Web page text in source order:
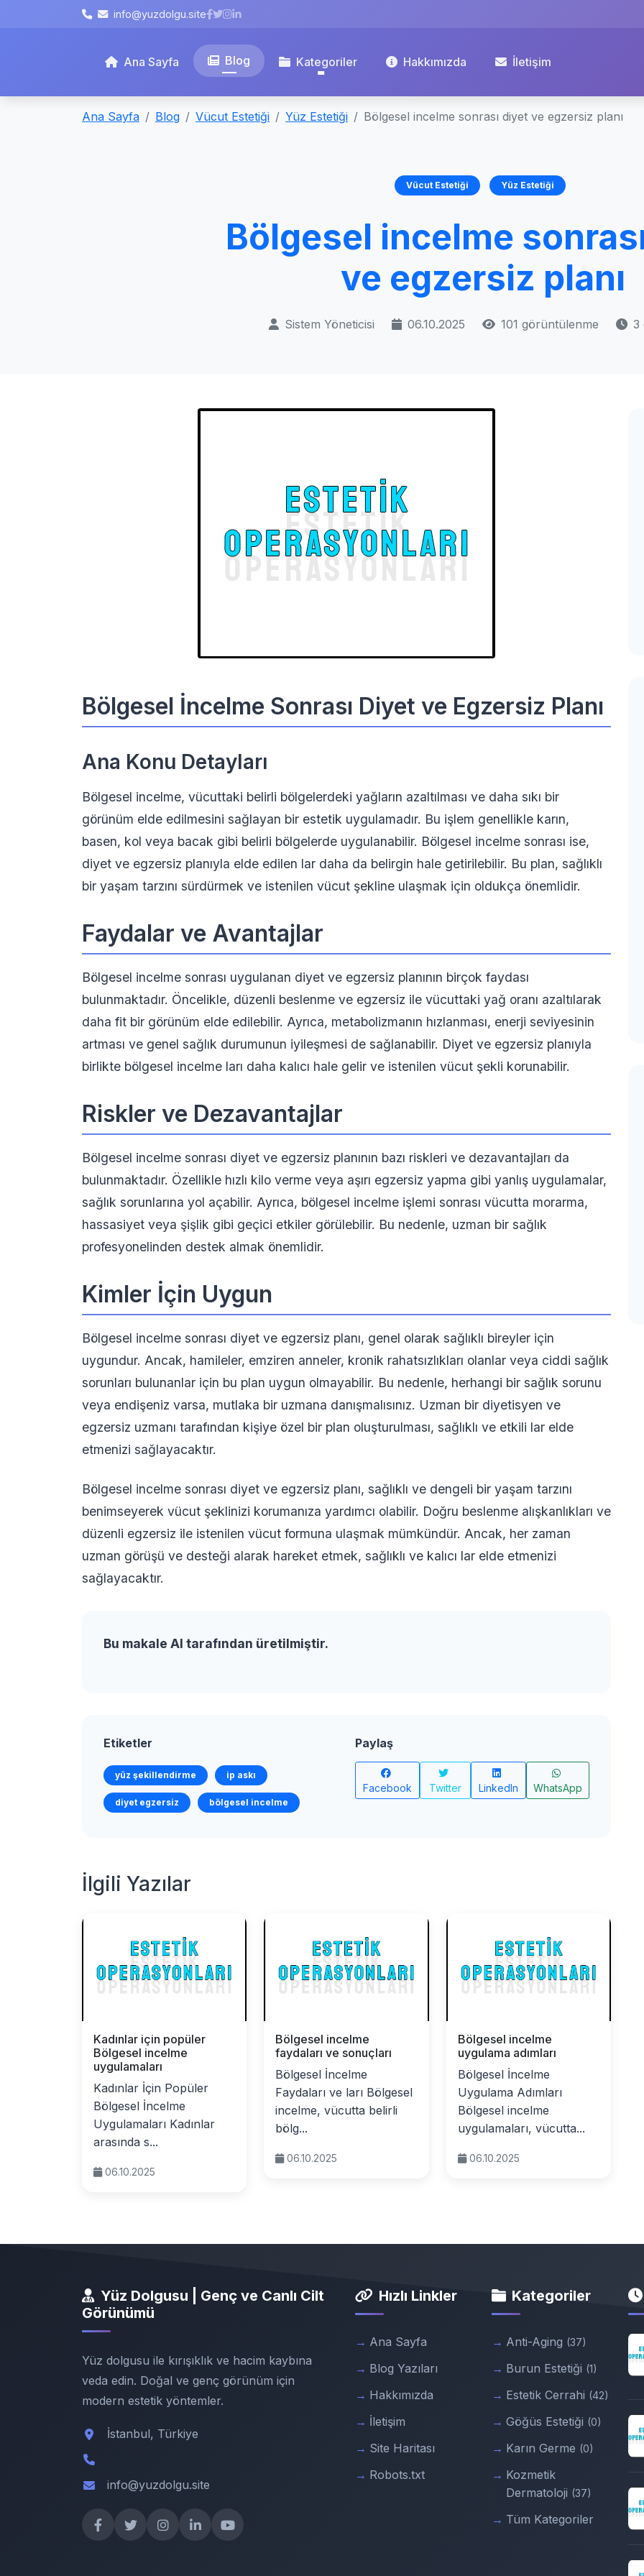
info@yuzdolgu.site
Ana Sayfa Blog Kategoriler Hakkımızda İletişim
Ana Sayfa Blog Vücut Estetiği Yüz Estetiği Bölgesel incelme sonrası diyet ve egzersiz planı
Vücut Estetiği Yüz Estetiği
Bölgesel incelme
ve egzersiz planı
Sistem Yöneticisi 06.10.2025 101 görüntülenme 3
Bölgesel İncelme Sonrası Diyet ve Egzersiz Planı
Ana Konu Detayları
Bölgesel incelme, vücuttaki belirli bölgelerdeki yağların azaltılması ve daha sıkı bir
görünüm elde edilmesini sağlayan bir estetik uygulamadır. Bu işlem genellikle karın,
basen, kol veya bacak gibi belirli bölgelerde uygulanabilir. Bölgesel incelme sonrası ise,
diyet ve egzersiz planıyla elde edilen lar daha da belirgin hale getirilebilir. Bu plan, sağlıklı
bir yaşam tarzını sürdürmek ve istenilen vücut şekline ulaşmak için oldukça önemlidir.
Faydalar ve Avantajlar
Bölgesel incelme sonrası uygulanan diyet ve egzersiz planının birçok faydası
bulunmaktadır. Öncelikle, düzenli beslenme ve egzersiz ile vücuttaki yağ oranı azaltılarak
daha fit bir görünüm elde edilebilir. Ayrıca, metabolizmanın hızlanması, enerji seviyesinin
artması ve genel sağlık durumunun iyileşmesi de sağlanabilir. Diyet ve egzersiz planıyla
birlikte bölgesel incelme ları daha kalıcı hale gelir ve istenilen vücut şekli korunabilir.
Riskler ve Dezavantajlar
Bölgesel incelme sonrası diyet ve egzersiz planının bazı riskleri ve dezavantajları da
bulunmaktadır. Özellikle hızlı kilo verme veya aşırı egzersiz yapma gibi yanlış uygulamalar,
sağlık sorunlarına yol açabilir. Ayrıca, bölgesel incelme işlemi sonrası vücutta morarma,
hassasiyet veya şişlik gibi geçici etkiler görülebilir. Bu nedenle, uzman bir sağlık
profesyonelinden destek almak önemlidir.
Kimler İçin Uygun
Bölgesel incelme sonrası diyet ve egzersiz planı, genel olarak sağlıklı bireyler için
uygundur. Ancak, hamileler, emziren anneler, kronik rahatsızlıkları olanlar veya ciddi sağlık
sorunları bulunanlar için bu plan uygun olmayabilir. Bu nedenle, herhangi bir sağlık sorunu
veya endişeniz varsa, mutlaka bir uzmana danışmalısınız. Uzman bir diyetisyen ve
egzersiz uzmanı tarafından kişiye özel bir plan oluşturulması, sağlıklı ve etkili lar elde
etmenizi sağlayacaktır.
Bölgesel incelme sonrası diyet ve egzersiz planı, sağlıklı ve dengeli bir yaşam tarzını
benimseyerek vücut şeklinizi korumanıza yardımcı olabilir. Doğru beslenme alışkanlıkları ve
düzenli egzersiz ile istenilen vücut formuna ulaşmak mümkündür. Ancak, her zaman
uzman görüşü ve desteği alarak hareket etmek, sağlıklı ve kalıcı lar elde etmenizi
sağlayacaktır.
Bu makale AI tarafından üretilmiştir.
Etiketler
yüz şekillendirme ip askı
diyet egzersiz bölgesel incelme
Paylaş
Facebook Twitter LinkedIn WhatsApp
İlgili Yazılar
Kadınlar için popüler
Bölgesel incelme
uygulamaları
Kadınlar İçin Popüler
Bölgesel İncelme
Uygulamaları Kadınlar
arasında s...
06.10.2025
Bölgesel incelme
faydaları ve sonuçları
Bölgesel İncelme
Faydaları ve ları Bölgesel
incelme, vücutta belirli
bölg...
06.10.2025
Bölgesel incelme
uygulama adımları
Bölgesel İncelme
Uygulama Adımları
Bölgesel incelme
uygulamaları, vücutta...
06.10.2025
Yüz Dolgusu | Genç ve Canlı Cilt
Görünümü
Yüz dolgusu ile kırışıklık ve hacim kaybına
veda edin. Doğal ve genç görünüm için
modern estetik yöntemler.
İstanbul, Türkiye
info@yuzdolgu.site
Hızlı Linkler
Ana Sayfa
Blog Yazıları
Hakkımızda
İletişim
Site Haritası
Robots.txt
Kategoriler
Anti-Aging (37)
Burun Estetiği (1)
Estetik Cerrahi (42)
Göğüs Estetiği (0)
Karın Germe (0)
Kozmetik
Dermatoloji (37)
Tüm Kategoriler